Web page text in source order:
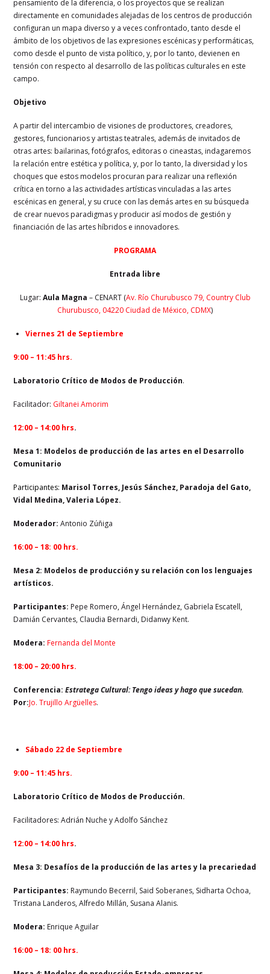
pensamiento de la diferencia, o los proyectos que se realizan
directamente en comunidades alejadas de los centros de producción
configuran un mapa diverso y a veces confrontado, tanto desde el
ámbito de los objetivos de las expresiones escénicas y performáticas,
como desde el punto de vista político, y, por lo tanto, devienen en
tensión con respecto al desarrollo de las políticas culturales en este
campo.
Objetivo
A partir del intercambio de visiones de productores, creadores,
gestores, funcionarios y artistas teatrales, además de invitados de
otras artes: bailarinas, fotógrafos, editoras o cineastas, indagaremos
la relación entre estética y política, y, por lo tanto, la diversidad y los
choques que estos modelos procuran para realizar una reflexión
crítica en torno a las actividades artísticas vinculadas a las artes
escénicas en general, y su cruce con las demás artes en su búsqueda
de crear nuevos paradigmas y producir así modos de gestión y
financiación de las artes híbridos e innovadores.
PROGRAMA
Entrada libre
Lugar: Aula Magna – CENART (Av. Río Churubusco 79, Country Club
Churubusco, 04220 Ciudad de México, CDMX)
Viernes 21 de Septiembre
9:00 – 11:45 hrs.
Laboratorio Crítico de Modos de Producción.
Facilitador: Giltanei Amorim
12:00 – 14:00 hrs.
Mesa 1: Modelos de producción de las artes en el Desarrollo
Comunitario
Participantes: Marisol Torres, Jesús Sánchez, Paradoja del Gato,
Vidal Medina, Valeria López.
Moderador: Antonio Zúñiga
16:00 – 18: 00 hrs.
Mesa 2: Modelos de producción y su relación con los lenguajes
artísticos.
Participantes: Pepe Romero, Ángel Hernández, Gabriela Escatell,
Damián Cervantes, Claudia Bernardi, Didanwy Kent.
Modera: Fernanda del Monte
18:00 – 20:00 hrs.
Conferencia:Estratega Cultural: Tengo ideas y hago que sucedan.
Por:Jo. Trujillo Argüelles.
Sábado 22 de Septiembre
9:00 – 11:45 hrs.
Laboratorio Crítico de Modos de Producción.
Facilitadores: Adrián Nuche y Adolfo Sánchez
12:00 – 14:00 hrs.
Mesa 3: Desafíos de la producción de las artes y la precariedad
Participantes: Raymundo Becerril, Said Soberanes, Sidharta Ochoa,
Tristana Landeros, Alfredo Millán, Susana Alanis.
Modera: Enrique Aguilar
16:00 – 18: 00 hrs.